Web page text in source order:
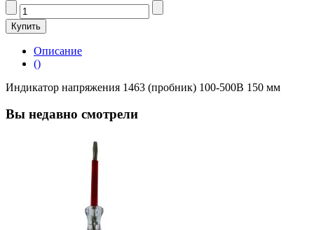
Описание
()
Индикатор напряжения 1463 (пробник) 100-500В 150 мм
Вы недавно смотрели